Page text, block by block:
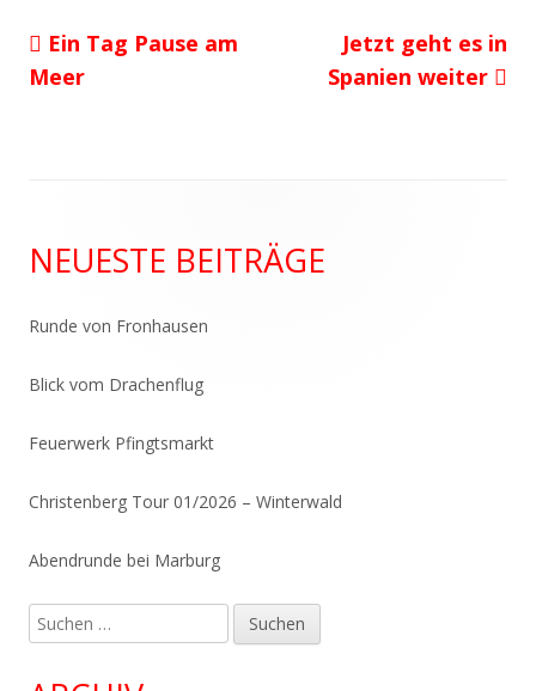
Beitragsnavigation
Vorheriger
Beitrag:
Ein Tag Pause am
Meer
Nächster
Beitrag
Jetzt geht es in
Spanien weiter
Seitenleiste
NEUESTE BEITRÄGE
Runde von Fronhausen
Blick vom Drachenflug
Feuerwerk Pfingtsmarkt
Christenberg Tour 01/2026 – Winterwald
Abendrunde bei Marburg
Suchen
nach: